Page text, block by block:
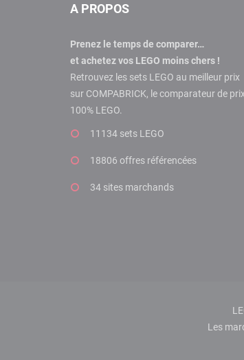
A PROPOS
Prenez le temps de comparer…
et achetez vos LEGO moins chers !
Retrouvez les sets LEGO au meilleur prix
sur COMPABRICK, le comparateur de
100% LEGO.
11134 sets LEGO
18806 offres référencées
34 sites marchands
Les